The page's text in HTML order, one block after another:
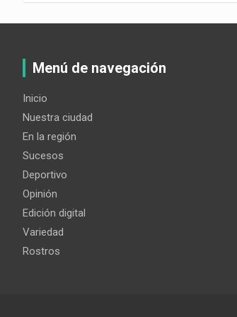
Menú de navegación
Inicio
Nuestra ciudad
En la región
Sucesos
Deportivo
Opinión
Edición digital
Variedad
Rostros